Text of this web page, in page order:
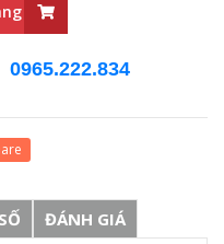
0965.222.834
ĐÁNH GIÁ